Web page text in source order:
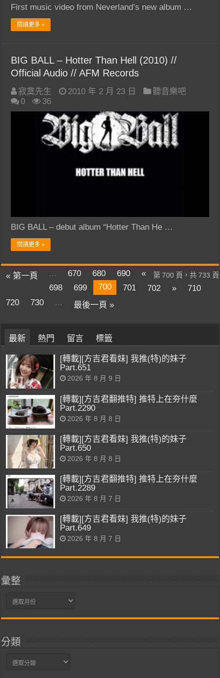
First music video from Neverland’s new album …
閱讀更多 »
BIG BALL – Hotter Than Hell (2010) //
Official Audio // AFM Records
寂寞先生 2010 年 2 月 23 日
聽音樂吧
0
36
BIG BALL – debut album “Hotter Than He …
閱讀更多 »
第 700 頁，共 733 頁
« 第一頁 ... 670 680 690
«
698
699 700 701 702 »
710
720
730 ... 最後一頁 »
最新 熱門 留言 標籤
[轉載][方吉君看妹] 我推(特)的妹子
Part.651
2026 年 8 月 9 日
[轉載][方吉君翻推特] 推特上在夯什麼
Part.2290
2026 年 8 月 8 日
[轉載][方吉君看妹] 我推(特)的妹子
Part.650
2026 年 8 月 8 日
[轉載][方吉君翻推特] 推特上在夯什麼
Part.2289
2026 年 8 月 7 日
[轉載][方吉君看妹] 我推(特)的妹子
Part.649
2026 年 8 月 7 日
彙整
彙
分類
分